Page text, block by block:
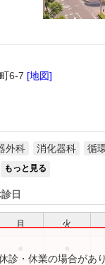
6-7 [地図]
外科 消化器科 循
もっと見る
日
月 火
診・休業の場合があ